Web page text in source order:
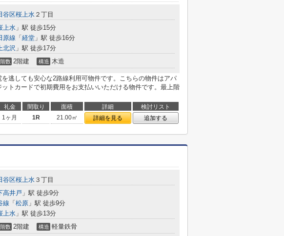
谷区桜上水 ２丁目
上水 」駅 徒歩15分
原線 「 経堂 」駅 徒歩16分
北沢 」駅 徒歩17分
階数 2階建 構造 木造
を逃しても安心な2路線利用可物件です。こちらの物件はアパ
ットカードで初期費用をお支払いいただける物件です。最上階
礼金 間取り 面積 詳細
検討リスト
1ヶ月 1R 21.00㎡ 詳細を見る 追加する
谷区桜上水 ３丁目
高井戸 」駅 徒歩9分
線 「 松原 」駅 徒歩9分
上水 」駅 徒歩13分
階数 2階建 構造 軽量鉄骨